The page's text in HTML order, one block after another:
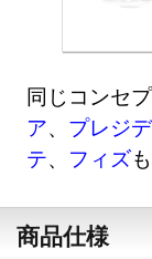
同じコンセ
ア、 プレジ
テ、 フィズ
商品仕様